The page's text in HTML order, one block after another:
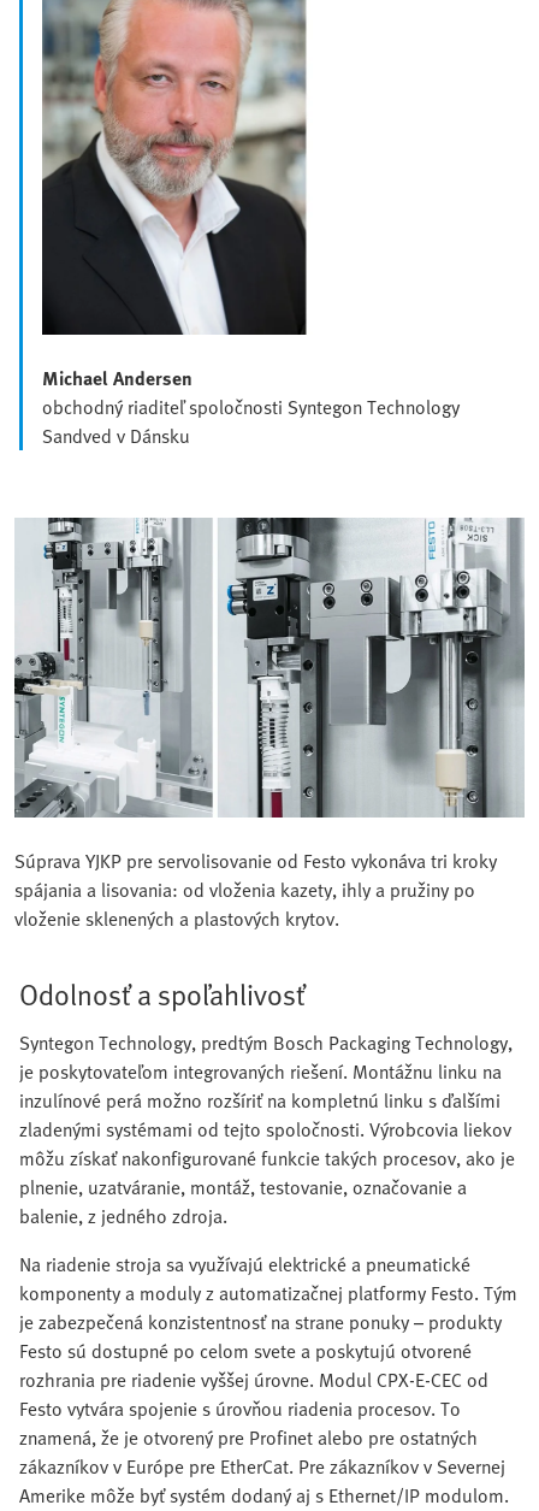
Michael Andersen
obchodný riaditeľ spoločnosti Syntegon Technology
Sandved v Dánsku
Súprava YJKP pre servolisovanie od Festo vykonáva tri kroky
spájania a lisovania: od vloženia kazety, ihly a pružiny po
vloženie sklenených a plastových krytov.
Odolnosť a spoľahlivosť
Syntegon Technology, predtým Bosch Packaging Technology,
je poskytovateľom integrovaných riešení. Montážnu linku na
inzulínové perá možno rozšíriť na kompletnú linku s ďalšími
zladenými systémami od tejto spoločnosti. Výrobcovia liekov
môžu získať nakonfigurované funkcie takých procesov, ako je
plnenie, uzatváranie, montáž, testovanie, označovanie a
balenie, z jedného zdroja.
Na riadenie stroja sa využívajú elektrické a pneumatické
komponenty a moduly z automatizačnej platformy Festo. Tým
je zabezpečená konzistentnosť na strane ponuky – produkty
Festo sú dostupné po celom svete a poskytujú otvorené
rozhrania pre riadenie vyššej úrovne. Modul CPX-E-CEC od
Festo vytvára spojenie s úrovňou riadenia procesov. To
znamená, že je otvorený pre Profinet alebo pre ostatných
zákazníkov v Európe pre EtherCat. Pre zákazníkov v Severnej
Amerike môže byť systém dodaný aj s Ethernet/IP modulom.